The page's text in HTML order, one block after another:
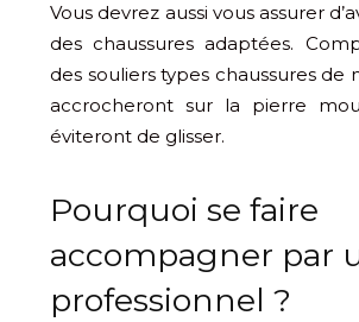
Vous devrez aussi vous assurer
des chaussures adaptées.
des souliers types chaussures de
accrocheront sur la pierre
éviteront de glisser.
Pourquoi se faire
accompagner par
professionnel ?